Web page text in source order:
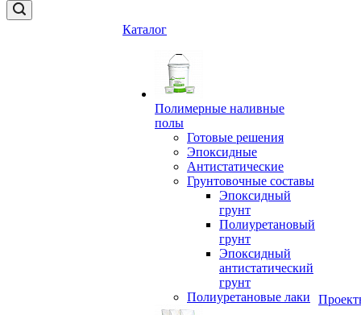
Каталог
Полимерные наливные
полы
Готовые решения
Эпоксидные
Антистатические
Грунтовочные составы
Эпоксидный
грунт
Полиуретановый
грунт
Эпоксидный
антистатический
грунт
Полиуретановые лаки